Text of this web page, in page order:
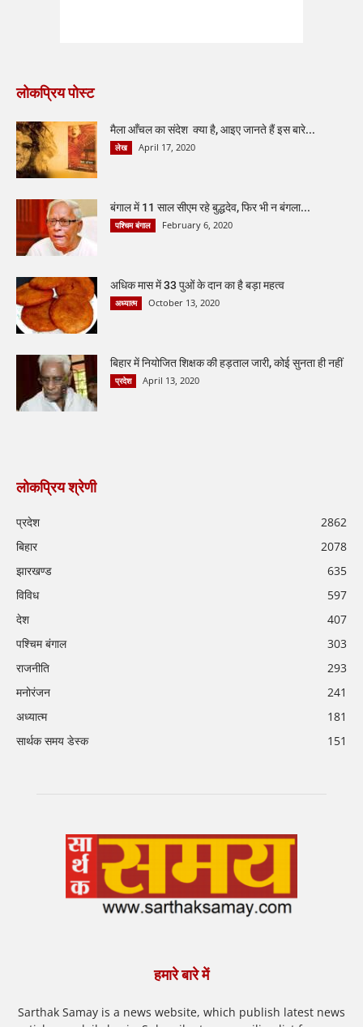
लोकप्रिय पोस्ट
मैला आँचल का संदेश क्या है, आइए जानते हैं इस बारे...
लेख April 17, 2020
बंगाल में 11 साल सीएम रहे बुद्धदेव, फिर भी न बंगला...
पश्चिम बंगाल February 6, 2020
अधिक मास में 33 पुओं के दान का है बड़ा महत्व
अध्यात्म October 13, 2020
बिहार में नियोजित शिक्षक की हड़ताल जारी, कोई सुनता ही नहीं
प्रदेश April 13, 2020
लोकप्रिय श्रेणी
प्रदेश
2862
बिहार
2078
झारखण्ड
635
विविध
597
देश
407
पश्चिम बंगाल
303
राजनीति
293
मनोरंजन
241
अध्यात्म
181
सार्थक समय डेस्क
151
हमारे बारे में
Sarthak Samay is a news website, which publish latest news